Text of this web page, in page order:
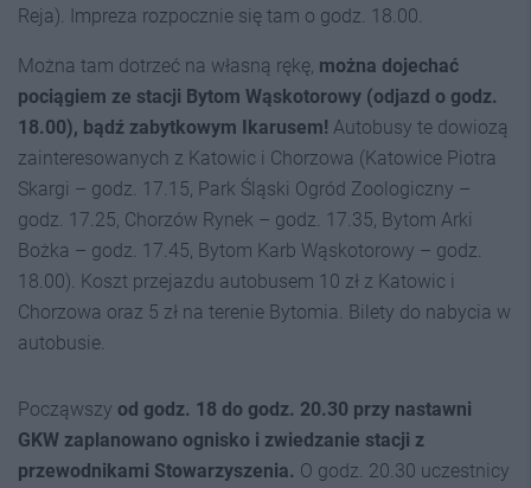
Reja). Impreza rozpocznie się tam o godz. 18.00.
Można tam dotrzeć na własną rękę, można dojechać
pociągiem ze stacji Bytom Wąskotorowy (odjazd o godz.
18.00), bądź zabytkowym Ikarusem! Autobusy te dowiozą
zainteresowanych z Katowic i Chorzowa (Katowice Piotra
Skargi – godz. 17.15, Park Śląski Ogród Zoologiczny –
godz. 17.25, Chorzów Rynek – godz. 17.35, Bytom Arki
Bożka – godz. 17.45, Bytom Karb Wąskotorowy – godz.
18.00). Koszt przejazdu autobusem 10 zł z Katowic i
Chorzowa oraz 5 zł na terenie Bytomia. Bilety do nabycia w
autobusie.
Począwszy od godz. 18 do godz. 20.30 przy nastawni
GKW zaplanowano ognisko i zwiedzanie stacji z
przewodnikami Stowarzyszenia. O godz. 20.30 uczestnicy